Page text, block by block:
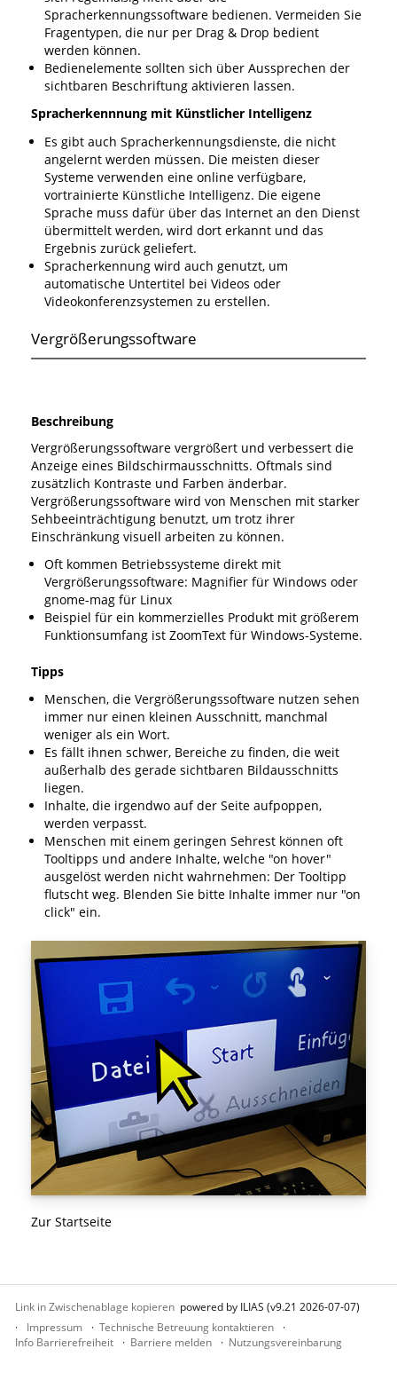
Spracherkennungssoftware bedienen. Vermeiden Sie
Fragentypen, die nur per Drag & Drop bedient
werden können.
Bedienelemente sollten sich über Aussprechen der
sichtbaren Beschriftung aktivieren lassen.
Spracherkennnung mit Künstlicher Intelligenz
Es gibt auch Spracherkennungsdienste, die nicht
angelernt werden müssen. Die meisten dieser
Systeme verwenden eine online verfügbare,
vortrainierte Künstliche Intelligenz. Die eigene
Sprache muss dafür über das Internet an den Dienst
übermittelt werden, wird dort erkannt und das
Ergebnis zurück geliefert.
Spracherkennung wird auch genutzt, um
automatische Untertitel bei Videos oder
Videokonferenzsystemen zu erstellen.
Vergrößerungssoftware
Beschreibung
Vergrößerungssoftware vergrößert und verbessert die
Anzeige eines Bildschirmausschnitts. Oftmals sind
zusätzlich Kontraste und Farben änderbar.
Vergrößerungssoftware wird von Menschen mit starker
Sehbeeinträchtigung benutzt, um trotz ihrer
Einschränkung visuell arbeiten zu können.
Oft kommen Betriebssysteme direkt mit
Vergrößerungssoftware: Magnifier für Windows oder
gnome-mag für Linux
Beispiel für ein kommerzielles Produkt mit größerem
Funktionsumfang ist ZoomText für Windows-Systeme.
Tipps
Menschen, die Vergrößerungssoftware nutzen sehen
immer nur einen kleinen Ausschnitt, manchmal
weniger als ein Wort.
Es fällt ihnen schwer, Bereiche zu finden, die weit
außerhalb des gerade sichtbaren Bildausschnitts
liegen.
Inhalte, die irgendwo auf der Seite aufpoppen,
werden verpasst.
Menschen mit einem geringen Sehrest können oft
Tooltipps und andere Inhalte, welche "on hover"
ausgelöst werden nicht wahrnehmen: Der Tooltipp
flutscht weg. Blenden Sie bitte Inhalte immer nur "on
click" ein.
Zur Startseite
Link in Zwischenablage kopieren powered by ILIAS (v9.21 2026-07-07)
Impressum
Technische Betreuung kontaktieren
Info Barrierefreiheit
Barriere melden Nutzungsvereinbarung